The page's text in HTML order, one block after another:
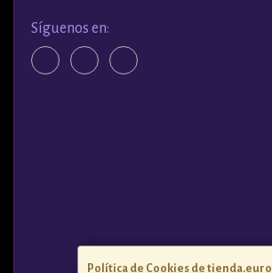
Política de Cookies de
Síguenos en: